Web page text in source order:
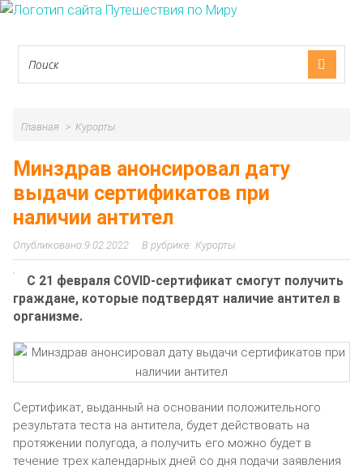
Главная Курорты
Минздрав анонсировал дату
выдачи сертификатов при
наличии антител
9.02.2022 Курорты
С 21 февраля COVID-сертификат смогут получить
граждане, которые подтвердят наличие антител в
организме.
Сертификат, выданный на основании положительного
результата теста на антитела, будет действовать на
протяжении полугода, а получить его можно будет в
течение трех календарных дней со дня подачи заявления